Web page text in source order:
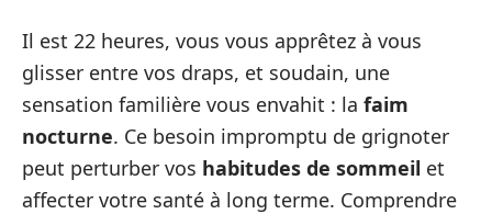
Il est 22 heures, vous vous apprêtez à vous
glisser entre vos draps, et soudain, une
sensation familière vous envahit : la faim
nocturne. Ce besoin impromptu de grignoter
peut perturber vos habitudes de sommeil et
affecter votre santé à long terme. Comprendre